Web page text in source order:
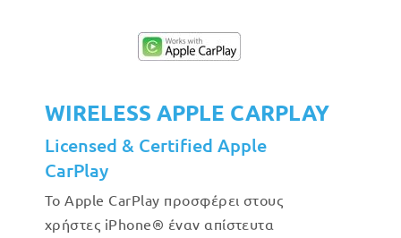
WIRELESS APPLE CARPLAY
Licensed & Certified Apple
CarPlay
Το Apple CarPlay προσφέρει στους
χρήστες iPhone® έναν απίστευτα